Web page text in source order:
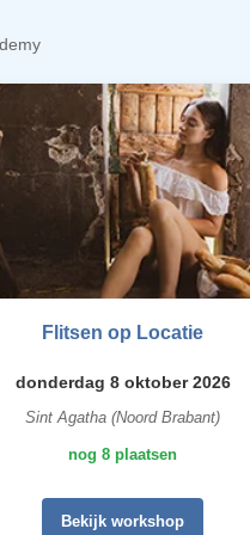
Flitsen op Locatie
donderdag 8 oktober 2026
Sint Agatha (Noord Brabant)
nog 8 plaatsen
Bekijk workshop